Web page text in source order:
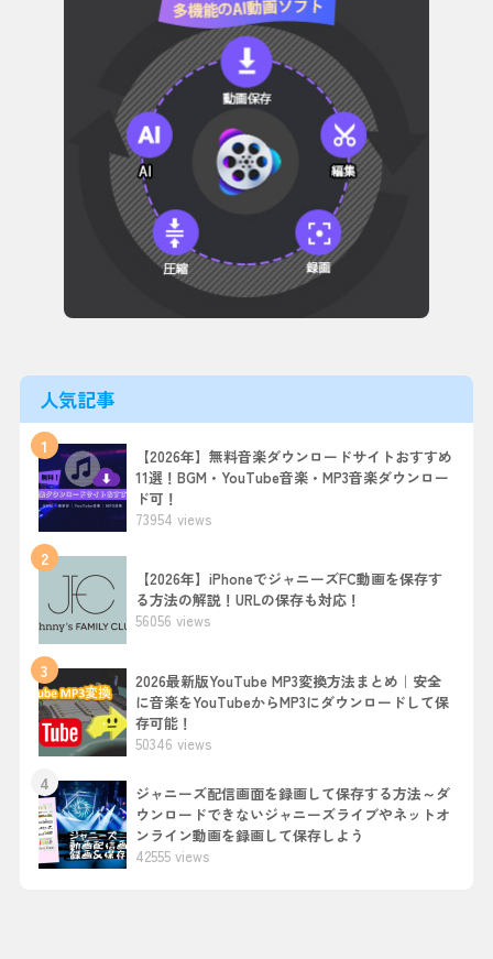
人気記事
1
【2026年】無料音楽ダウンロードサイトおすすめ
11選！BGM・YouTube音楽・MP3音楽ダウンロー
ド可！
73954 views
2
【2026年】iPhoneでジャニーズFC動画を保存す
る方法の解説！URLの保存も対応！
56056 views
3
2026最新版YouTube MP3変換方法まとめ｜安全
に音楽をYouTubeからMP3にダウンロードして保
存可能！
50346 views
4
ジャニーズ配信画面を録画して保存する方法～ダ
ウンロードできないジャニーズライブやネットオ
ンライン動画を録画して保存しよう
42555 views